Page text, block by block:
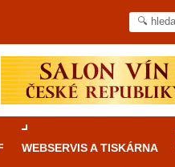
WEBSERVIS A TISKÁRNA